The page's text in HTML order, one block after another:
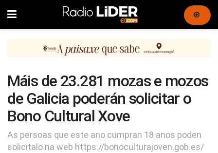
Máis de 23.281 mozas e mozos
de Galicia poderán solicitar o
Bono Cultural Xove
As persoas que este ano cumpran 18 anos poden
solicitalo na web https://bonoculturajoven.gob.es/